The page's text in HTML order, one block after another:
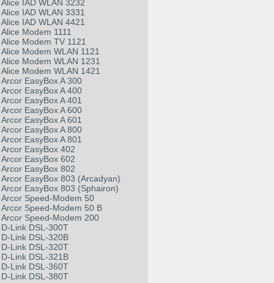
Alice IAD WLAN 3232
Alice IAD WLAN 3331
Alice IAD WLAN 4421
Alice Modem 1111
Alice Modem TV 1121
Alice Modem WLAN 1121
Alice Modem WLAN 1231
Alice Modem WLAN 1421
Arcor EasyBox A 300
Arcor EasyBox A 400
Arcor EasyBox A 401
Arcor EasyBox A 600
Arcor EasyBox A 601
Arcor EasyBox A 800
Arcor EasyBox A 801
Arcor EasyBox 402
Arcor EasyBox 602
Arcor EasyBox 802
Arcor EasyBox 803 (Arcadyan)
Arcor EasyBox 803 (Sphairon)
Arcor Speed-Modem 50
Arcor Speed-Modem 50 B
Arcor Speed-Modem 200
D-Link DSL-300T
D-Link DSL-320B
D-Link DSL-320T
D-Link DSL-321B
D-Link DSL-360T
D-Link DSL-380T